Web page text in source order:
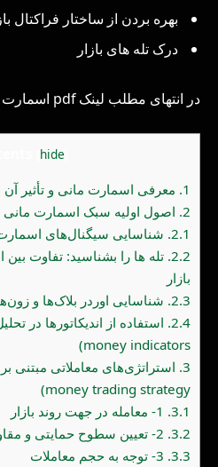
بهره بردن از ساختار فراکتال
درک تله های بازار
در انتهای مطلب لینک pdf اسمارت مانی آمده است.
hide
1. معرفی اسمارت مانی و تأثیر آن
2. اصول اولیه سبک اسمارت مانی
2.1. شناسایی سیگنال‌های
2.2. تله ها را بشناسید: تفاوت
بازار
2.3. شناسایی اوردر بلاک‌ها و
2.4.
money indicators)
3.
money trading strategy)
3.1.
3.2.
3.3.